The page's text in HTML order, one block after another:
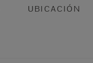
UBICACIÓN